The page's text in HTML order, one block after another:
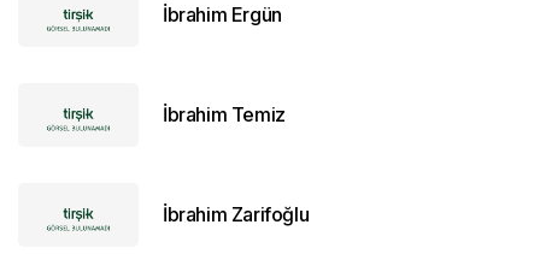
İbrahim Ergün
İbrahim Temiz
İbrahim Zarifoğlu